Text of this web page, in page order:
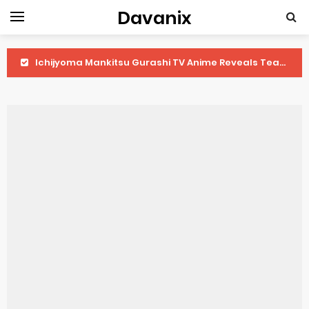
Davanix
Ichijyoma Mankitsu Gurashi TV Anime Reveals Teaser